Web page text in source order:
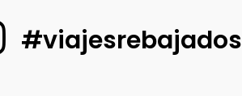
#viajesrebajados